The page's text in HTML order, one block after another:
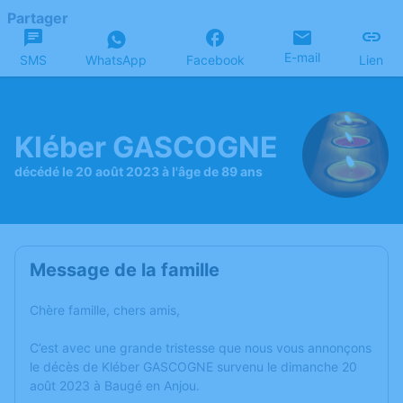
Partager
SMS WhatsApp Facebook E-mail Lien
Kléber GASCOGNE
décédé le 20 août 2023 à l'âge de 89 ans
Message de la famille
Chère famille, chers amis,
C’est avec une grande tristesse que nous vous annonçons
le décès de Kléber GASCOGNE survenu le dimanche 20
août 2023 à Baugé en Anjou.